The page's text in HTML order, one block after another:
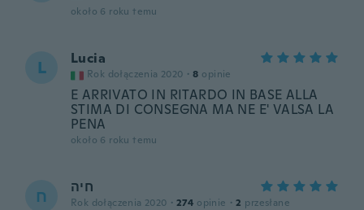
około 6 roku temu
L Lucia
Rok dołączenia 2020 · 8 opinie
E ARRIVATO IN RITARDO IN BASE ALLA
STIMA DI CONSEGNA MA NE E' VALSA LA
PENA
około 6 roku temu
ח חיה
Rok dołączenia 2020 · 274 opinie · 2 przesłane